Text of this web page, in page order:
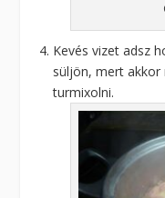
Kevés vizet adsz
süljön, mert
turmixolni.